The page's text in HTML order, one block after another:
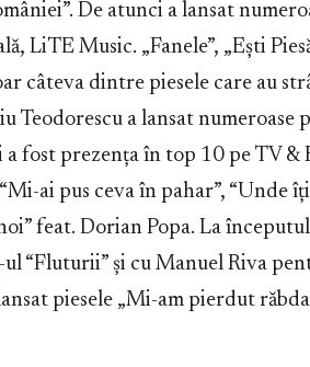
De atunci a lansat
LiTE Music. „Fanele”, „Ești
câteva dintre piesele care au
Teodorescu a lansat numeroase
fost prezența în top 10 pe TV &
ai pus ceva în pahar”, “Unde îți
feat. Dorian Popa. La începutul
“Fluturii” și cu Manuel Riva
piesele „Mi-am pierdut